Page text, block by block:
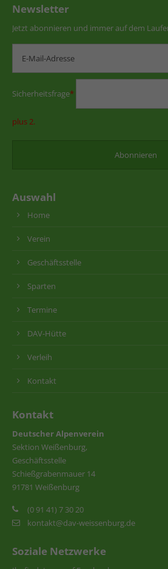
Newsletter
Jetzt abonnieren und immer auf dem
Sicherheitsfrage*
plus 2.
Auswahl
Home
Verein
Geschäftsstelle
Sparten
Termine
DAV-Hütte
Verleih
Kontakt
Kontakt
Deutscher Alpenverein
Sektion Weißenburg,
Geschäftsstelle
Schießgrabenmauer 14
91781 Weißenburg
(0 91 41) 7 30 20
kontakt@dav-weissenburg.de
Soziale Netzwerke